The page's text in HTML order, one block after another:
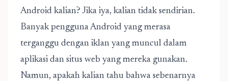
Android kalian? Jika iya, kalian tidak sendirian.
Banyak pengguna Android yang merasa
terganggu dengan iklan yang muncul dalam
aplikasi dan situs web yang mereka gunakan.
Namun, apakah kalian tahu bahwa sebenarnya